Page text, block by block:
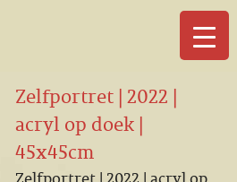
Zelfportret | 2022 |
acryl op doek |
45x45cm